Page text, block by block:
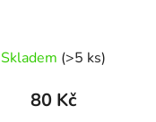
Skladem (>5 ks)
80 Kč